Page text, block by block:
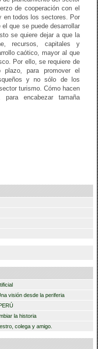
de cooperación con el
en todos los sectores. Por
que se puede desarrollar
se quiere dejar a que la
recursos, capitales y
caótico, mayor al que
Por ello, se requiere de
para promover el
y no sólo de los
turismo. Cómo hacen
encabezar tamaña
visión desde la periferia
la historia
colega y amigo.